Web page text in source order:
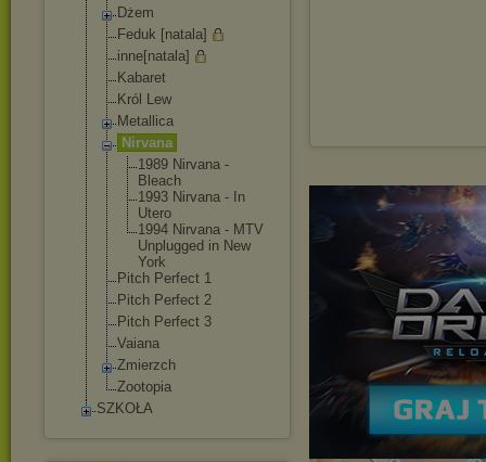
Dżem
Feduk [natala]
inne[natala]
Kabaret
Król Lew
Metallica
Nirvana
1989 Nirvana -
Bleach
1993 Nirvana - In
Utero
1994 Nirvana - MTV
Unplugged in New
York
Pitch Perfect 1
Pitch Perfect 2
Pitch Perfect 3
Vaiana
Zmierzch
Zootopia
SZKOŁA